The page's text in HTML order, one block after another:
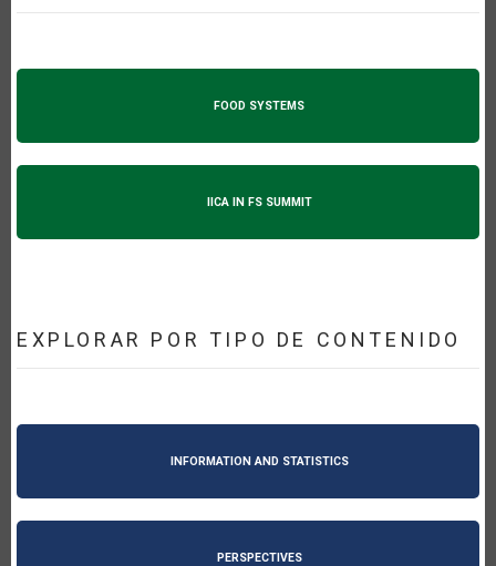
FOOD SYSTEMS
IICA IN FS SUMMIT
EXPLORAR POR TIPO DE CONTENIDO
INFORMATION AND STATISTICS
PERSPECTIVES